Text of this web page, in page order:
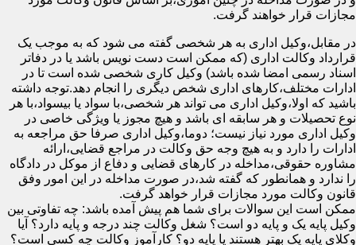
مجازات قرار خواهند گرفت.
در مقابل،وکیل اداری به هر شخصی گفته می شود که به موجب یک
قرارداد وکالت اداری (که ممکن است دست نویس باشد یا در دفاتر
اسناد رسمی امضا شده باشد) وکیل کاری شخصی شده است تا در
ادارات مختلف،کارهای اداری شخص دیگری را انجام دهد.توجه داشته
باشید که اولا،وکیل اداری می تواند هر شخصی،با سواد یا بیسواد،با هر
نوع تحصیلات و هر سابقه ای باشد و هیچ مجوز یا ویژگی خاصی در
وکیل اداری مورد نیاز نیست؛ دوما،وکیل اداری صرفا حق مراجعه به
ادارات را دارد و به هیچ وجه حق وکالت در مراجع قضایی،ارائه
مشاوره حقوقی،مداخله در کارهای قضایی و دفاع از موکل در دادگاه
را ندارد و همانطور که گفته شد،در صورت مداخله در این امور وفق
قانون وکالت مورد مجازات قرار خواهد گرفت.
ممکن است این سوالات برای شما هم پیش آمده باشد: چه تفاوتی بین
وکیل پایه یک و پایه دو است؟ شغل وکالت چند درجه و پایه دارد؟ آیا
وکلای پایه یک بهتر هستند یا پایه دو؟ کارآموز وکالت چه کسی است؟